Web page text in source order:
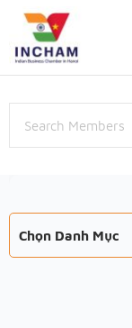
Chọn Danh Mục